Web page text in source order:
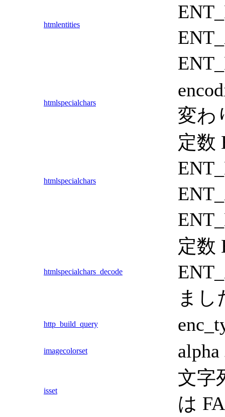
htmlentities
htmlspecialchars
変わ
htmlspecialchars
定数
htmlspecialchars_decode
定数
まし
http_build_query
imagecolorset
isset
文字
は